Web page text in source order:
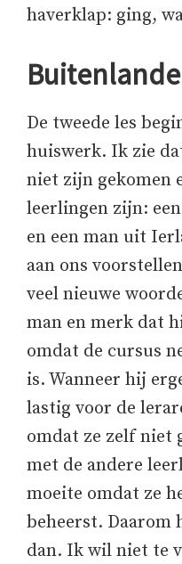
haverklap: ging,
De tweede les
huiswerk. Ik zie
niet zijn gekomen
leerlingen zijn:
en een man uit
aan ons
veel nieuwe
man en merk dat
omdat de cursus
is. Wanneer hij
lastig voor de
omdat ze zelf niet
met de andere
moeite omdat ze
beheerst. Daarom
dan. Ik wil niet te